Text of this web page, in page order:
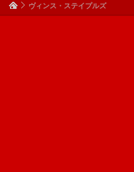
ヴィンス・ステイプルズ